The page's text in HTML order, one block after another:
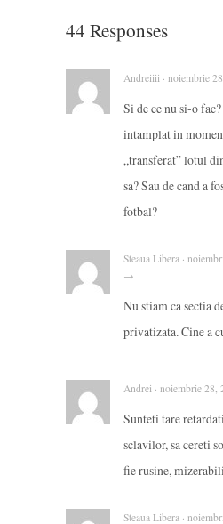
44 Responses
Andreiiii · noiembrie
Si de ce nu si-o
intamplat in
„transferat” lotul
sa? Sau de cand a
fotbal?
Steaua Libera ·
→
Nu stiam ca sectia
privatizata. Cine a
Andrei · noiembrie
Sunteti tare
sclavilor, sa cereti
fie rusine,
Steaua Libera ·